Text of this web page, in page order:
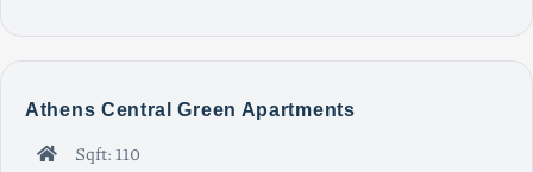
Athens Central Green Apartments
Sqft: 110